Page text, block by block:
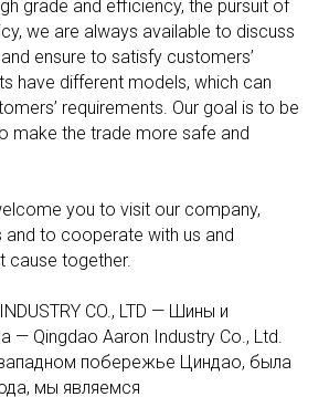
grade and efficiency, the pursuit of
we are always available to discuss
ensure to satisfy customers’
have different models, which can
requirements. Our goal is to be
make the trade more safe and
you to visit our company,
and to cooperate with us and
cause together.
CO., LTD — Шины и
— Qingdao Aaron Industry Co., Ltd.
побережье Циндао, была
мы являемся